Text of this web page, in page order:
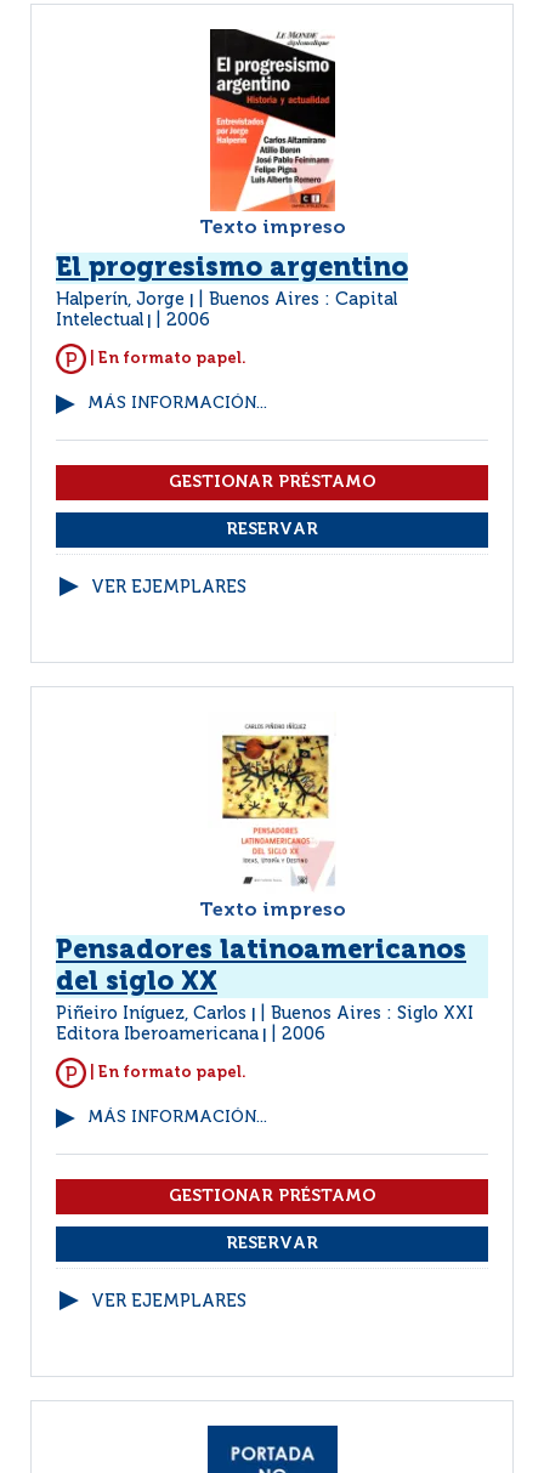
Texto impreso
El progresismo argentino
Halperín, Jorge
Buenos Aires : Capital
Intelectual
2006
| En formato papel.
MÁS INFORMACIÓN...
VER EJEMPLARES
Texto impreso
Pensadores latinoamericanos
del siglo XX
Piñeiro Iníguez, Carlos
Buenos Aires : Siglo XXI
Editora Iberoamericana
2006
| En formato papel.
MÁS INFORMACIÓN...
VER EJEMPLARES